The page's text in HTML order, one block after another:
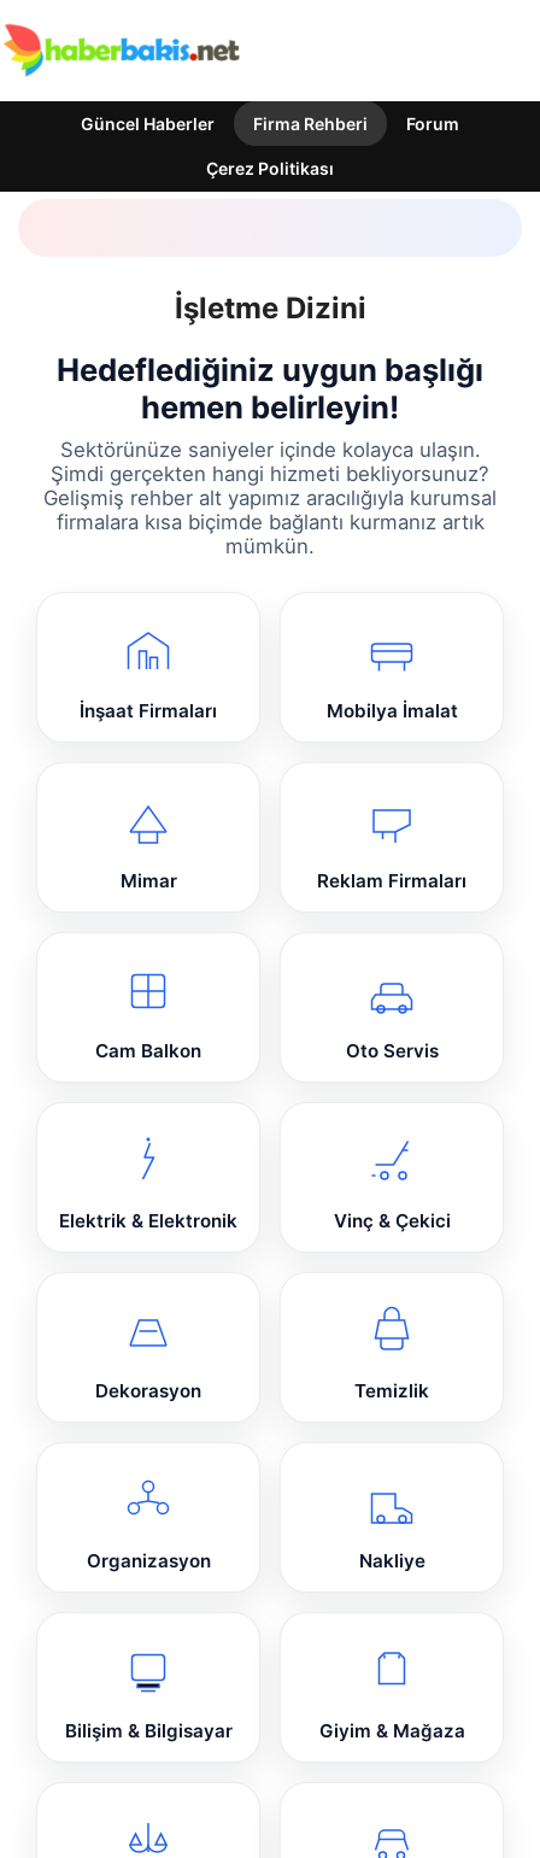
Güncel Haberler Firma Rehberi Forum
Çerez Politikası
İşletme Dizini
Hedeflediğiniz uygun başlığı
hemen belirleyin!
Sektörünüze saniyeler içinde kolayca ulaşın.
Şimdi gerçekten hangi hizmeti bekliyorsunuz?
Gelişmiş rehber alt yapımız aracılığıyla kurumsal
firmalara kısa biçimde bağlantı kurmanız artık
mümkün.
İnşaat Firmaları Mobilya İmalat
Mimar Reklam Firmaları
Cam Balkon Oto Servis
Elektrik & Elektronik Vinç & Çekici
Dekorasyon Temizlik
Organizasyon Nakliye
Bilişim & Bilgisayar Giyim & Mağaza